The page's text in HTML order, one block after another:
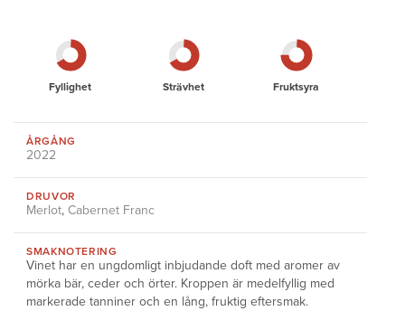
Fyllighet Strävhet Fruktsyra
ÅRGÅNG
2022
DRUVOR
Merlot, Cabernet Franc
SMAKNOTERING
Vinet har en ungdomligt inbjudande doft med aromer av
mörka bär, ceder och örter. Kroppen är medelfyllig med
markerade tanniner och en lång, fruktig eftersmak.